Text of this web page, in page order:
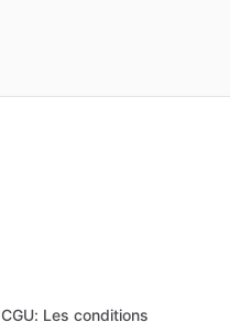
CGU: Les conditions